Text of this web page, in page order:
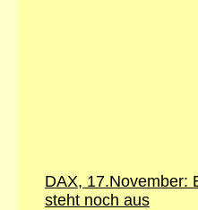
DAX, 17.November:
steht noch aus